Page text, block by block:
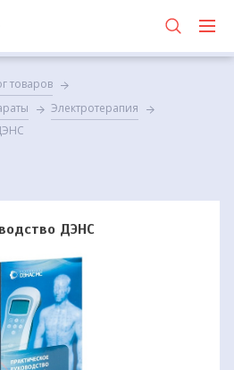
товаров
Электротерапия
ДЭНС